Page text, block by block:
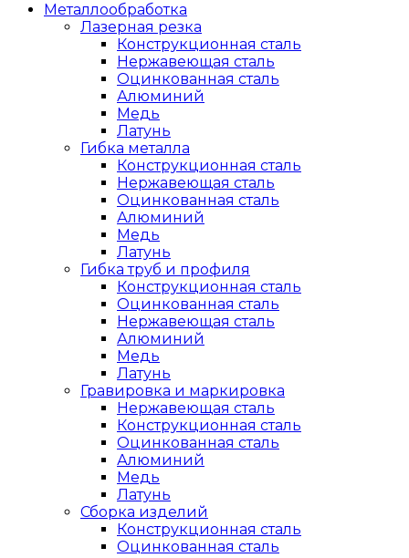
Металлообработка
Лазерная резка
Конструкционная сталь
Нержавеющая сталь
Оцинкованная сталь
Алюминий
Медь
Латунь
Гибка металла
Конструкционная сталь
Нержавеющая сталь
Оцинкованная сталь
Алюминий
Медь
Латунь
Гибка труб и профиля
Конструкционная сталь
Оцинкованная сталь
Нержавеющая сталь
Алюминий
Медь
Латунь
Гравировка и маркировка
Нержавеющая сталь
Конструкционная сталь
Оцинкованная сталь
Алюминий
Медь
Латунь
Сборка изделий
Конструкционная сталь
Оцинкованная сталь